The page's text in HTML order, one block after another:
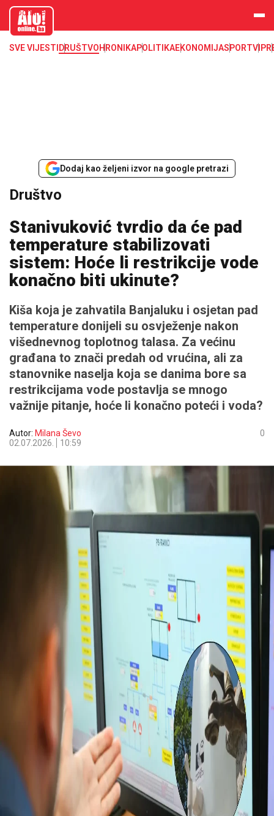
aloonline.b
SVE VIJESTI DRUŠTVOHRONIKAPOLITIKAEKONOMIJASPORTVIP
Dodaj kao željeni izvor na google pretrazi
Društvo
Stanivuković tvrdio da će pad
temperature stabilizovati
sistem: Hoće li restrikcije vode
konačno biti ukinute?
Kiša koja je zahvatila Banjaluku i osjetan pad
temperature donijeli su osvježenje nakon
višednevnog toplotnog talasa. Za većinu
građana to znači predah od vrućina, ali za
stanovnike naselja koja se danima bore sa
restrikcijama vode postavlja se mnogo
važnije pitanje, hoće li konačno poteći i voda?
Autor: Milana Ševo
02.07.2026.
10:59
0